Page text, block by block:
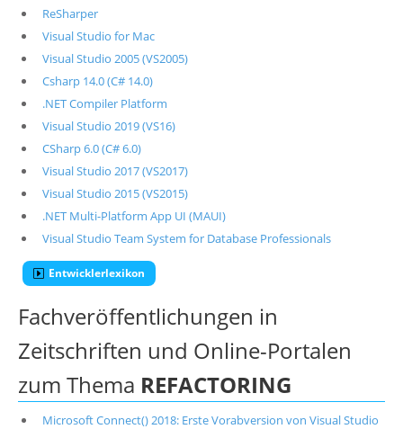
ReSharper
Visual Studio for Mac
Visual Studio 2005 (VS2005)
Csharp 14.0 (C# 14.0)
.NET Compiler Platform
Visual Studio 2019 (VS16)
CSharp 6.0 (C# 6.0)
Visual Studio 2017 (VS2017)
Visual Studio 2015 (VS2015)
.NET Multi-Platform App UI (MAUI)
Visual Studio Team System for Database Professionals
Entwicklerlexikon
Fachveröffentlichungen in
Zeitschriften und Online-Portalen
zum Thema REFACTORING
Microsoft Connect() 2018: Erste Vorabversion von Visual Studio